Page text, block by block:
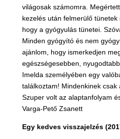
világosak számomra.
kezelés után felmerülő
hogy a gyógyulás tünetei.
Minden gyógyító és nem
ajánlom, hogy ismerkedjen
egészségesebben,
Imelda személyében egy
találkoztam! Mindenkinek csak
Szuper volt az alaptanfolyam
Varga-Pető Zsanett
Egy kedves visszajelzés